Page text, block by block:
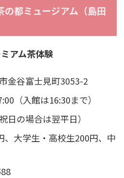
の都ミュージアム（島田
アム茶体験
金谷富士見町3053-2
（入館は16:30まで）
日の場合は翌平日）
、大学生・高校生200円、中